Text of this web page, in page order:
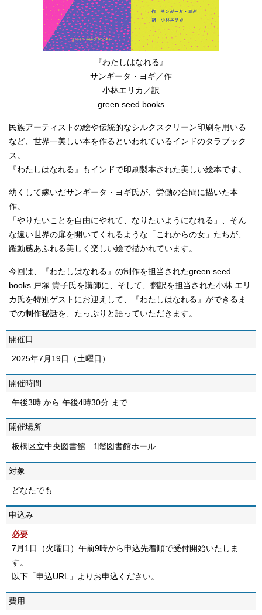
『わたしはなれる』
サンギータ・ヨギ／作
小林エリカ／訳
green seed books
民族アーティストの絵や伝統的なシルクスクリーン印刷を用いる
など、世界一美しい本を作るといわれているインドのタラブック
ス。
『わたしはなれる』もインドで印刷製本された美しい絵本です。
幼くして嫁いだサンギータ・ヨギ氏が、労働の合間に描いた本
作。
「やりたいことを自由にやれて、なりたいようになれる」、そん
な遠い世界の扉を開いてくれるような「これからの女」たちが、
躍動感あふれる美しく楽しい絵で描かれています。
今回は、『わたしはなれる』の制作を担当されたgreen seed
books 戸塚 貴子氏を講師に、そして、翻訳を担当された小林 エリ
カ氏を特別ゲストにお迎えして、『わたしはなれる』ができるま
での制作秘話を、たっぷりと語っていただきます。
開催日
2025年7月19日（土曜日）
開催時間
午後3時 から 午後4時30分 まで
開催場所
板橋区立中央図書館 1階図書館ホール
対象
どなたでも
申込み
必要
7月1日（火曜日）午前9時から申込先着順で受付開始いたしま
す。
以下「申込URL」よりお申込ください。
費用